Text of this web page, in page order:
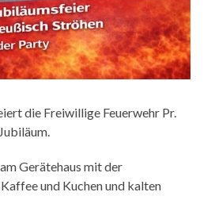
die Freiwillige Feuerwehr Pr.
Gerätehaus mit der
und Kuchen und kalten